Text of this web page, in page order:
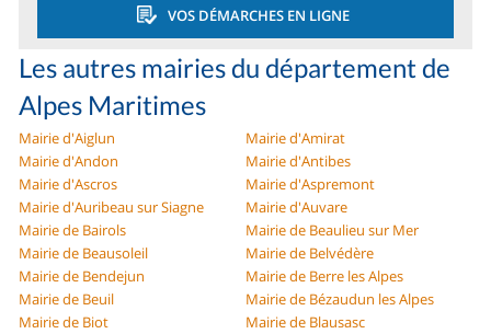
VOS DÉMARCHES EN LIGNE
Les autres mairies du département de
Alpes Maritimes
Mairie d'Aiglun
Mairie d'Amirat
Mairie d'Andon
Mairie d'Antibes
Mairie d'Ascros
Mairie d'Aspremont
Mairie d'Auribeau sur Siagne
Mairie d'Auvare
Mairie de Bairols
Mairie de Beaulieu sur Mer
Mairie de Beausoleil
Mairie de Belvédère
Mairie de Bendejun
Mairie de Berre les Alpes
Mairie de Beuil
Mairie de Bézaudun les Alpes
Mairie de Biot
Mairie de Blausasc